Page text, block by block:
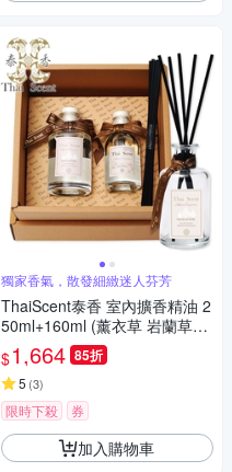
獨家香氣，散發細緻迷人芬芳
ThaiScent泰香 室內擴香精油 2
50ml+160ml (薰衣草 岩蘭草甜
橙擇一)
$1,664 85折
5 (3)
限時下殺 券
加入購物車